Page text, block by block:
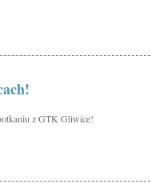
z GTK Gliwice!